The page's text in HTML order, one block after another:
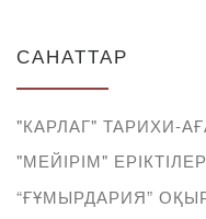
САНАТТАР
"КАРЛАГ" ТАРИХИ-
"МЕЙІРІМ"
“ҒҰМЫРДАРИЯ”